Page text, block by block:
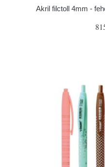
Akril filctoll 4mm -